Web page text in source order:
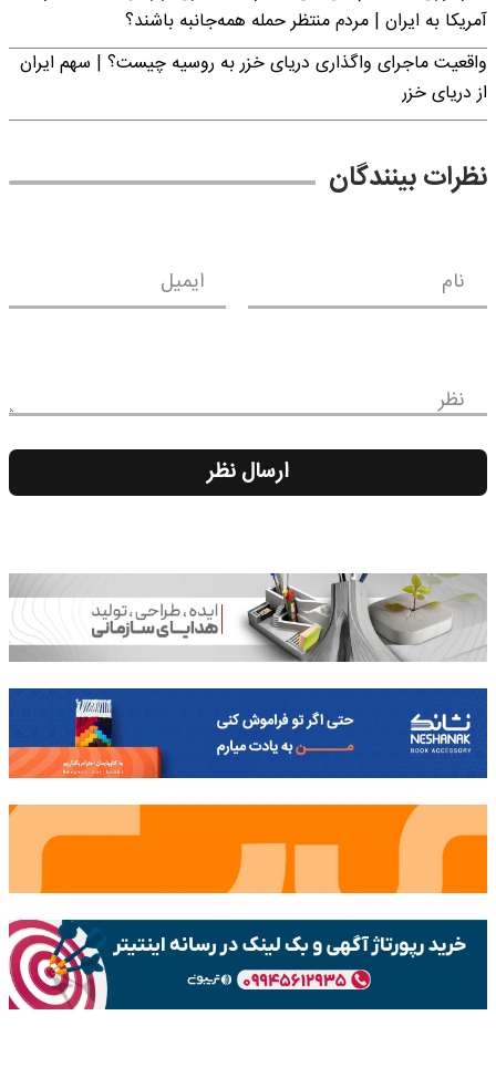
آمریکا به ایران | مردم منتظر حمله همه‌جانبه باشند؟
واقعیت ماجرای واگذاری دریای خزر به روسیه چیست؟ | سهم ایران
از دریای خزر
نظرات بینندگان
نام ایمیل
نظر
ارسال نظر